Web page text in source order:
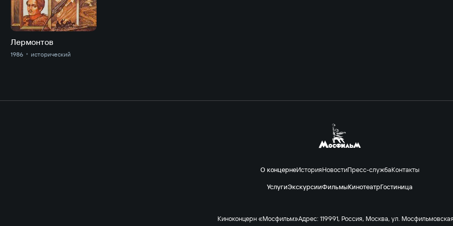
Лермонтов
1986 исторический
О концернеИсторияНовостиПресс-службаКонтакты
УслугиЭкскурсииФильмыКинотеатрГостиница
Киноконцерн «Мосфильм»Адрес: 119991, Россия, Москва, ул.